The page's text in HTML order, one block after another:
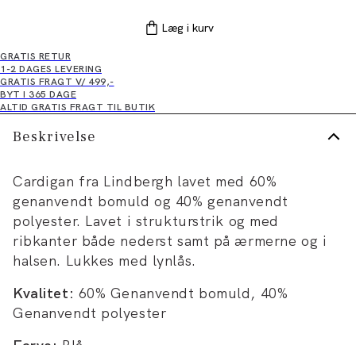
Læg i kurv
GRATIS RETUR
1-2 DAGES LEVERING
GRATIS FRAGT V/ 499,-
BYT I 365 DAGE
ALTID GRATIS FRAGT TIL BUTIK
Beskrivelse
Cardigan fra Lindbergh lavet med 60%
genanvendt bomuld og 40% genanvendt
polyester. Lavet i strukturstrik og med
ribkanter både nederst samt på ærmerne og i
halsen. Lukkes med lynlås.
Kvalitet: 60% Genanvendt bomuld, 40%
Genanvendt polyester